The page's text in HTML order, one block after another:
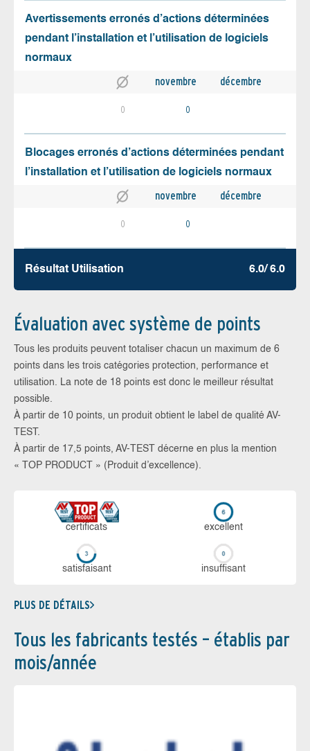
Avertissements erronés d’actions déterminées
pendant l’installation et l’utilisation de logiciels
normaux
novembre décembre
0 0
Blocages erronés d’actions déterminées pendant
l’installation et l’utilisation de logiciels normaux
novembre décembre
0 0
Résultat Utilisation 6.0/ 6.0
Évaluation avec système de points
Tous les produits peuvent totaliser chacun un maximum de 6
points dans les trois catégories protection, performance et
utilisation. La note de 18 points est donc le meilleur résultat
possible.
À partir de 10 points, un produit obtient le label de qualité AV-
TEST.
À partir de 17,5 points, AV-TEST décerne en plus la mention
« TOP PRODUCT » (Produit d’excellence).
certi­ficats ex­cellent
sa­tis­fai­sant in­suf­fi­sant
PLUS DE DÉTAILS
Tous les fabricants testés – établis par
mois/année